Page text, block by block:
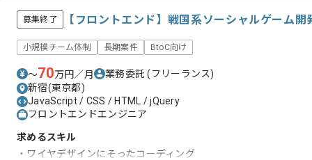
募集終了 【フロントエンド】戦国系ソーシャルゲーム
小規模チーム体制 長期案件 BtoC向け
〜70万円／月 業務委託(フリーランス)
新宿(東京都)
JavaScript / CSS / HTML / jQuery
フロントエンドエンジニア
求めるスキル
・ワイヤデザインにそったコーディング